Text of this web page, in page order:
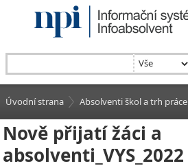
Úvodní strana Absolventi škol a trh práce
Nově přijatí žáci a
absolventi_VYS_2022